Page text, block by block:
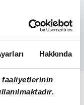
Hakkında
faaliyetlerinin
bu tarihi
Akgül,